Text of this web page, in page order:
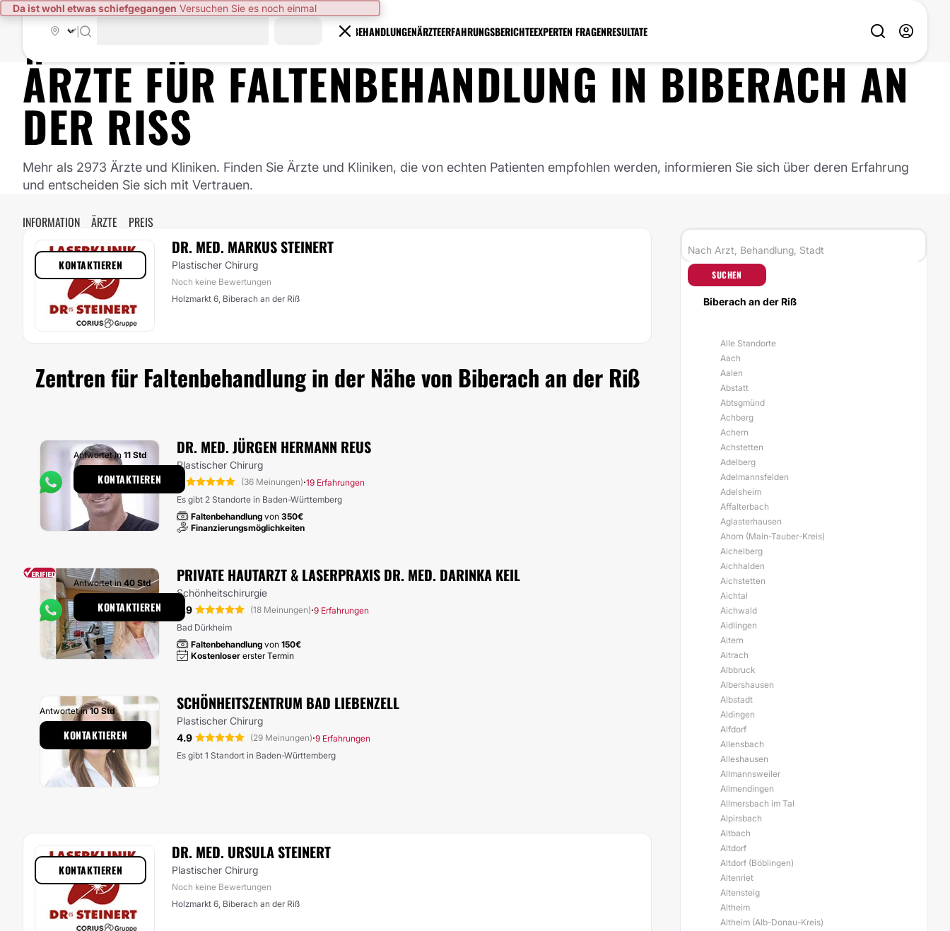
Da ist wohl etwas schiefgegangen Versuchen Sie es noch einmal
BEHANDLUNGENÄRZTEERFAHRUNGSBERICHTEEXPERTEN FRAGENRESULTATE
ÄRZTE FÜRFALTENBEHANDLUNGINBIBERACH AN
DER RISS
Mehr als 2973 Ärzte und Kliniken. Finden Sie Ärzte und Kliniken, die von echten Patienten empfohlen werden, informieren Sie sich über deren Erfahrung
und entscheiden Sie sich mit Vertrauen.
INFORMATION ÄRZTE PREIS
DR. MED. MARKUS STEINERT
Plastischer Chirurg
Noch keine Bewertungen
Holzmarkt 6, Biberach an der Riß
KONTAKTIEREN
Zentren für Faltenbehandlung in der Nähe von Biberach an der Riß
DR. MED. JÜRGEN HERMANN REUS
Plastischer Chirurg
(36 Meinungen)·19 Erfahrungen
Es gibt 2 Standorte in Baden-Württemberg
Faltenbehandlung von 350€
Finanzierungsmöglichkeiten
Antwortet in 11 Std
KONTAKTIEREN
PRIVATE HAUTARZT & LASERPRAXIS DR. MED. DARINKA KEIL
Schönheitschirurgie
4.9
(18 Meinungen)·9 Erfahrungen
Bad Dürkheim
Faltenbehandlung von 150€
Kostenloser erster Termin
Antwortet in 40 Std
KONTAKTIEREN
SCHÖNHEITSZENTRUM BAD LIEBENZELL
Plastischer Chirurg
4.9
(29 Meinungen)·9 Erfahrungen
Es gibt 1 Standort in Baden-Württemberg
Antwortet in10 Std
KONTAKTIEREN
DR. MED. URSULA STEINERT
Plastischer Chirurg
Noch keine Bewertungen
Holzmarkt 6, Biberach an der Riß
KONTAKTIEREN
SUCHEN
Biberach an der Riß
Alle Standorte
Aach
Aalen
Abstatt
Abtsgmünd
Achberg
Achern
Achstetten
Adelberg
Adelmannsfelden
Adelsheim
Affalterbach
Aglasterhausen
Ahorn (Main-Tauber-Kreis)
Aichelberg
Aichhalden
Aichstetten
Aichtal
Aichwald
Aidlingen
Aitern
Aitrach
Albbruck
Albershausen
Albstadt
Aldingen
Alfdorf
Allensbach
Alleshausen
Allmannsweiler
Allmendingen
Allmersbach im Tal
Alpirsbach
Altbach
Altdorf
Altdorf (Böblingen)
Altenriet
Altensteig
Altheim
Altheim (Alb-Donau-Kreis)